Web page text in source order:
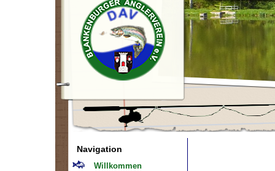
Navigation
Willkommen